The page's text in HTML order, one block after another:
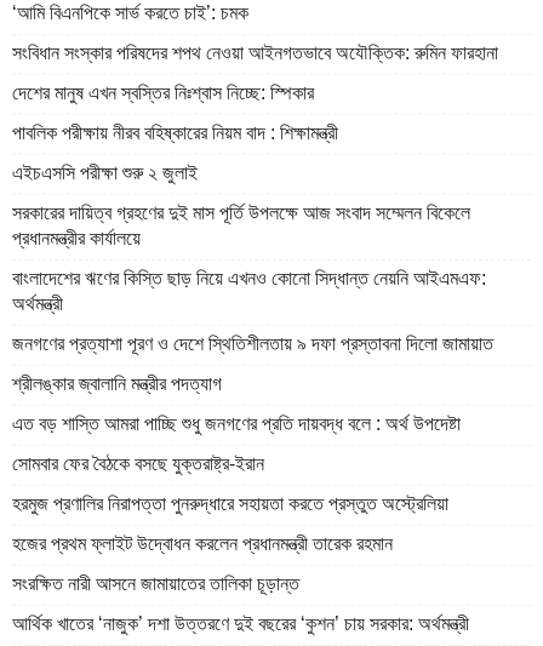
‘আমি বিএনপিকে সার্ভ করতে চাই’: চমক
সংবিধান সংস্কার পরিষদের শপথ নেওয়া আইনগতভাবে অযৌক্তিক: রুমিন ফারহানা
দেশের মানুষ এখন স্বস্তির নিঃশ্বাস নিচ্ছে: স্পিকার
পাবলিক পরীক্ষায় নীরব বহিষ্কারের নিয়ম বাদ : শিক্ষামন্ত্রী
এইচএসসি পরীক্ষা শুরু ২ জুলাই
সরকারের দায়িত্ব গ্রহণের দুই মাস পূর্তি উপলক্ষে আজ সংবাদ সম্মেলন বিকেলে
প্রধানমন্ত্রীর কার্যালয়ে
বাংলাদেশের ঋণের কিস্তি ছাড় নিয়ে এখনও কোনো সিদ্ধান্ত নেয়নি আইএমএফ:
অর্থমন্ত্রী
জনগণের প্রত্যাশা পূরণ ও দেশে স্থিতিশীলতায় ৯ দফা প্রস্তাবনা দিলো জামায়াত
শ্রীলঙ্কার জ্বালানি মন্ত্রীর পদত্যাগ
এত বড় শাস্তি আমরা পাচ্ছি শুধু জনগণের প্রতি দায়বদ্ধ বলে : অর্থ উপদেষ্টা
সোমবার ফের বৈঠকে বসছে যুক্তরাষ্ট্র-ইরান
হরমুজ প্রণালির নিরাপত্তা পুনরুদ্ধারে সহায়তা করতে প্রস্তুত অস্ট্রেলিয়া
হজের প্রথম ফ্লাইট উদ্বোধন করলেন প্রধানমন্ত্রী তারেক রহমান
সংরক্ষিত নারী আসনে জামায়াতের তালিকা চূড়ান্ত
আর্থিক খাতের ‘নাজুক’ দশা উত্তরণে দুই বছরের ‘কুশন’ চায় সরকার: অর্থমন্ত্রী